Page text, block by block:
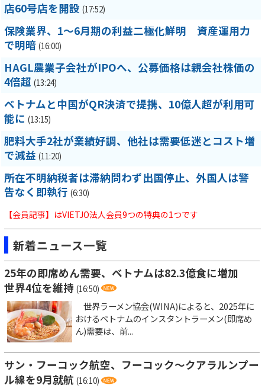
店60号店を開設 (17:52)
保険業界、1～6月期の利益二極化鮮明 資産運用力
で明暗 (16:00)
HAGL農業子会社がIPOへ、公募価格は親会社株価の
4倍超 (13:24)
ベトナムと中国がQR決済で提携、10億人超が利用可
能に (13:15)
肥料大手2社が業績好調、他社は需要低迷とコスト増
で減益 (11:20)
所在不明納税者は滞納問わず出国停止、外国人は警
告なく即執行 (6:30)
【会員記事】はVIETJO法人会員9つの特典の1つです
新着ニュース一覧
25年の即席めん需要、ベトナムは82.3億食に増加
世界4位を維持 (16:50)
世界ラーメン協会(WINA)によると、2025年に
おけるベトナムのインスタントラーメン(即席め
ん)需要は、前...
サン・フーコック航空、フーコック～クアラルンプー
ル線を9月就航 (16:10)